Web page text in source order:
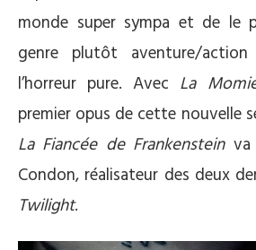
monde super sympa et de le
genre plutôt aventure/
l’horreur pure. Avec La
premier opus de cette nouvelle
La Fiancée de Frankensteinva
Condon, réalisateur des deux
Twilight.